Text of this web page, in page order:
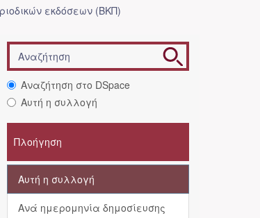
εκδόσεων (ΒΚΠ)
Αναζήτηση στο DSpace
Αυτή η συλλογή
Πλοήγηση
Αυτή η συλλογή
Ανά ημερομηνία δημοσίευσης